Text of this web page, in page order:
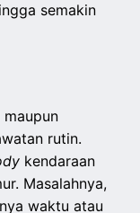
semakin
rutin.
kendaraan
Masalahnya,
waktu atau